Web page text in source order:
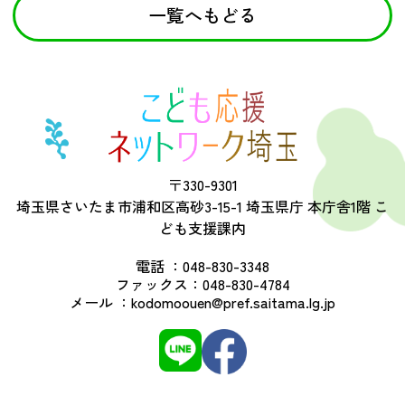
一覧へもどる
〒330-9301
埼玉県さいたま市浦和区高砂3-15-1 埼玉県庁 本庁舎1階 こ
ども支援課内
電話 ： 048-830-3348
ファックス： 048-830-4784
メール ： kodomoouen@pref.saitama.lg.jp